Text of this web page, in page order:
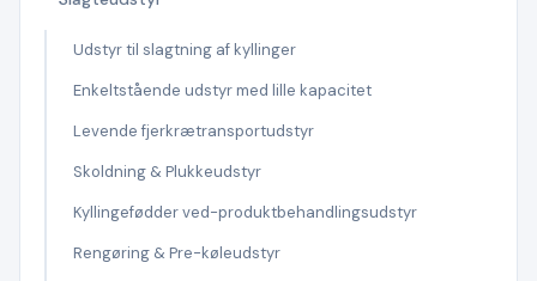
Udstyr til slagtning af kyllinger
Enkeltstående udstyr med lille kapacitet
Levende fjerkrætransportudstyr
Skoldning & Plukkeudstyr
Kyllingefødder ved-produktbehandlingsudstyr
Rengøring & Pre-køleudstyr